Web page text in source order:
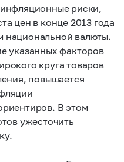
риски,
цен в конце 2013 года
национальной валюты.
указанных факторов
круга товаров
повышается
В этом
ужесточить